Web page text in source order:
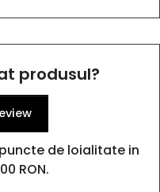
produsul?
de loialitate in
RON.